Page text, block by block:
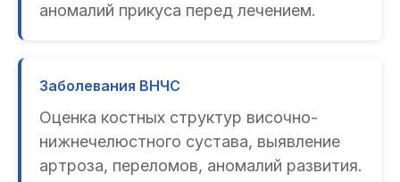
аномалий прикуса перед лечением.
Заболевания ВНЧС
Оценка костных структур височно-
нижнечелюстного сустава, выявление
артроза, переломов, аномалий развития.